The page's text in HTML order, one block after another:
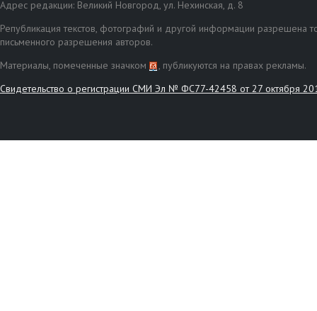
Адрес редакции: Великий Новгород, ул. Нехинская, д. 8
Републикация текстов, фотографий и другой информации разрешена
письменного разрешения авторов.
Материалы, помеченные значком
, публикуются на правах рекламы.
Свидетельство о регистрации СМИ Эл № ФС77-42458 от 27 октября